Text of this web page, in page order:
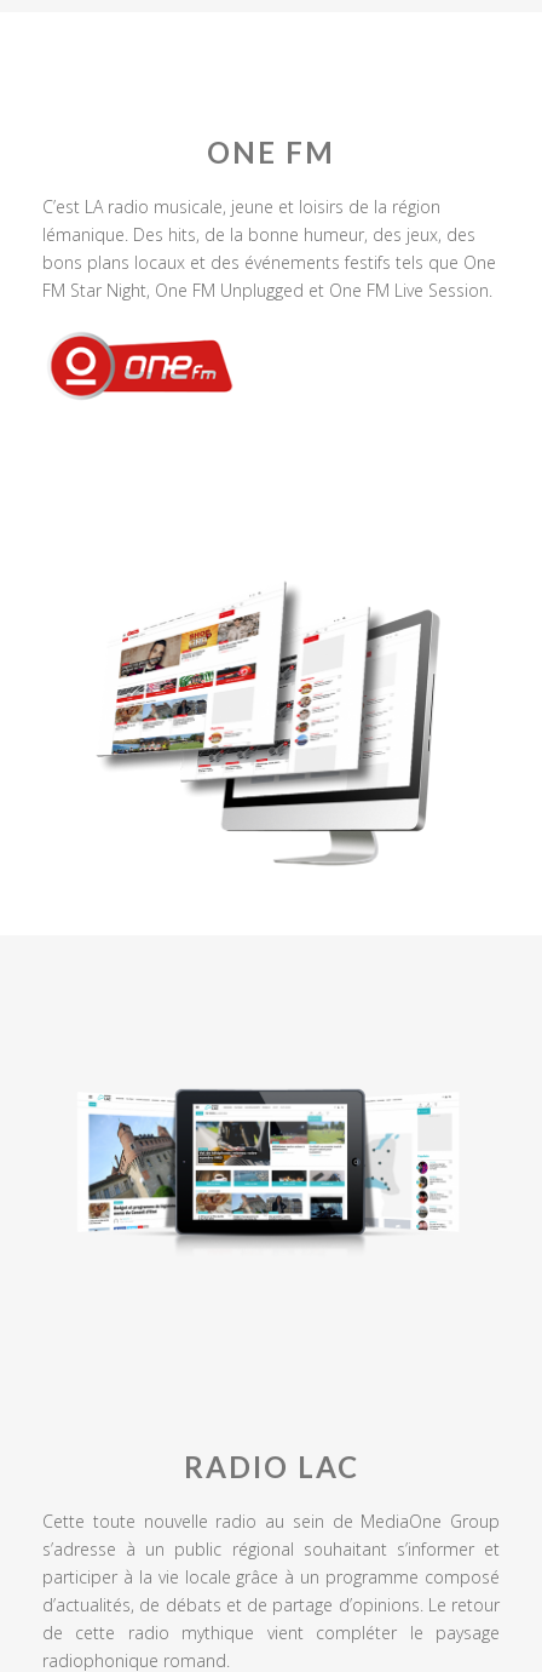
ONE FM
C’est LA radio musicale, jeune et loisirs de la région
lémanique. Des hits, de la bonne humeur, des jeux, des
bons plans locaux et des événements festifs tels que One
FM Star Night, One FM Unplugged et One FM Live Session.
RADIO LAC
Cette toute nouvelle radio au sein de MediaOne Group
s’adresse à un public régional souhaitant s’informer et
participer à la vie locale grâce à un programme composé
d’actualités, de débats et de partage d’opinions. Le retour
de cette radio mythique vient compléter le paysage
radiophonique romand.